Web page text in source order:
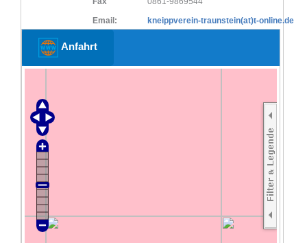
Email:
kneippverein-traunstein(at)t-online.de
Anfahrt